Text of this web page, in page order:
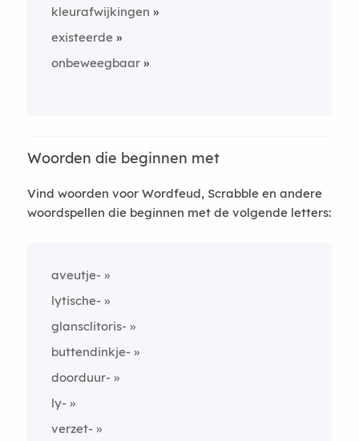
kleurafwijkingen
existeerde
onbeweegbaar
Woorden die beginnen met
Vind woorden voor Wordfeud, Scrabble en andere
woordspellen die beginnen met de volgende letters:
aveutje-
lytische-
glansclitoris-
buttendinkje-
doorduur-
ly-
verzet-